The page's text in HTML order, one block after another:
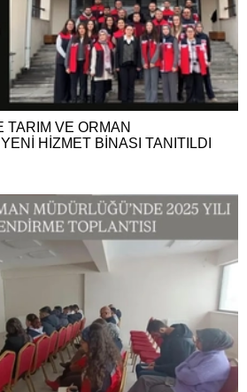
TARIM VE ORMAN
HİZMET BİNASI TANITILDI